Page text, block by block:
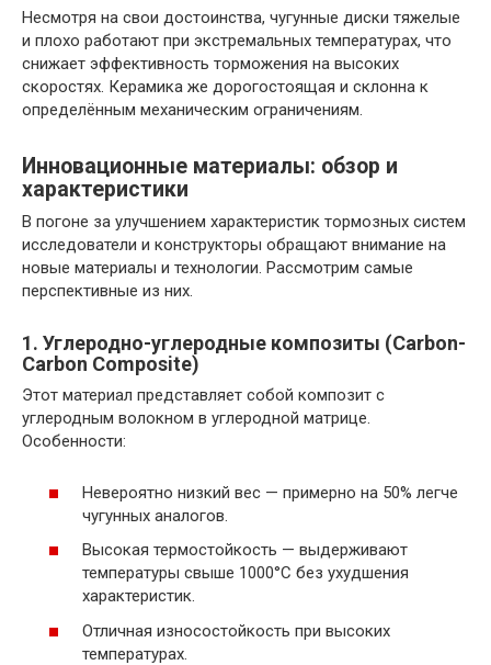
Несмотря на свои достоинства, чугунные диски тяжелые
и плохо работают при экстремальных температурах, что
снижает эффективность торможения на высоких
скоростях. Керамика же дорогостоящая и склонна к
определённым механическим ограничениям.
Инновационные материалы: обзор и
характеристики
В погоне за улучшением характеристик тормозных систем
исследователи и конструкторы обращают внимание на
новые материалы и технологии. Рассмотрим самые
перспективные из них.
1. Углеродно-углеродные композиты (Carbon-
Carbon Composite)
Этот материал представляет собой композит с
углеродным волокном в углеродной матрице.
Особенности:
Невероятно низкий вес — примерно на 50% легче
чугунных аналогов.
Высокая термостойкость — выдерживают
температуры свыше 1000°C без ухудшения
характеристик.
Отличная износостойкость при высоких
температурах.